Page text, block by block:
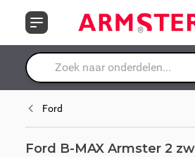
Waar ben je naar op zoek?
Ford
Ford B-MAX Armster 2